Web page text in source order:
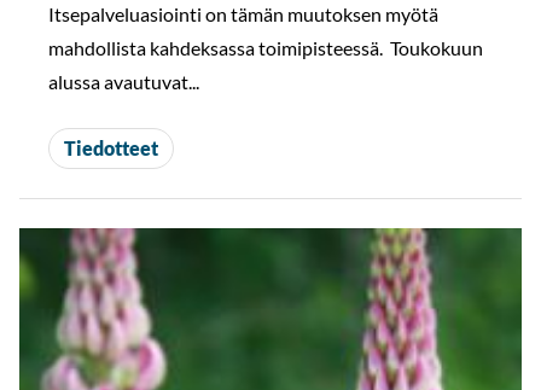
Itsepalveluasiointi on tämän muutoksen myötä
mahdollista kahdeksassa toimipisteessä. Toukokuun
alussa avautuvat...
Tiedotteet